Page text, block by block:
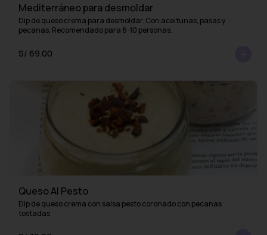
Mediterráneo para desmoldar
Dip de queso crema para desmoldar. Con aceitunas, pasas y
pecanas. Recomendado para 8-10 personas.
S/ 69.00
Queso Al Pesto
Dip de queso crema con salsa pesto coronado con pecanas
tostadas